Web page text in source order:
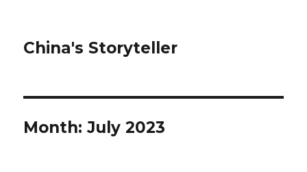
China's Storyteller
Month:July 2023